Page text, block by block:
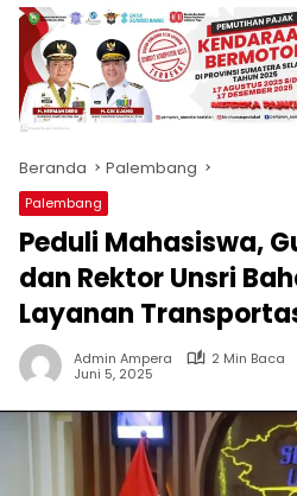
produk
antara
lain
mampu
menjadi
komunikasi
usaha
(beriklan),
fokus
pada
nasional
maupun
international,
lokal
dan
Beranda Palembang
Palembang
Peduli Mahasiswa,
dan Rektor Unsri
Layanan
Admin Ampera
2 Min Baca
Juni 5, 2025